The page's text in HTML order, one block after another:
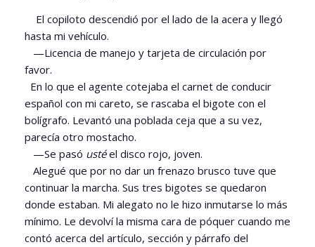
El copiloto descendió por el lado de la acera y llegó
hasta mi vehículo.
—Licencia de manejo y tarjeta de circulación por
favor.
En lo que el agente cotejaba el carnet de conducir
español con mi careto, se rascaba el bigote con el
bolígrafo. Levantó una poblada ceja que a su vez,
parecía otro mostacho.
—Se pasó ustéel disco rojo, joven.
Alegué que por no dar un frenazo brusco tuve que
continuar la marcha. Sus tres bigotes se quedaron
donde estaban. Mi alegato no le hizo inmutarse lo más
mínimo. Le devolví la misma cara de póquer cuando me
contó acerca del artículo, sección y párrafo del